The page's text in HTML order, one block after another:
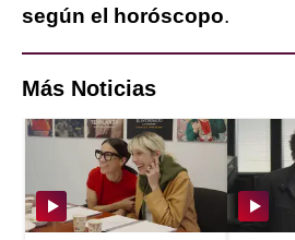
según el horóscopo.
Más Noticias